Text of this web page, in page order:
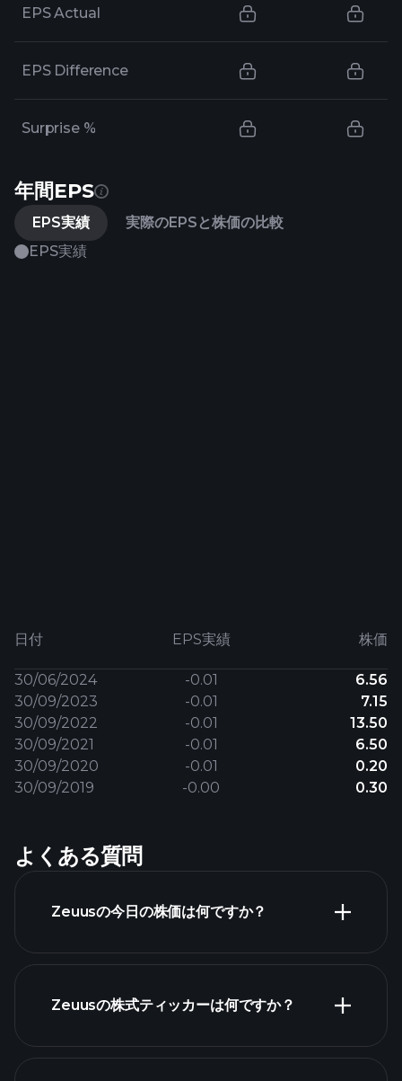
EPS Actual
EPS Difference
Surprise %
年間EPS
EPS実績
実際のEPSと株価の比較
EPS実績
日付 EPS実績 株価
30/06/2024 -0.01
6.56
30/09/2023
-0.01
7.15
30/09/2022
-0.01
13.50
30/09/2021
-0.01
6.50
30/09/2020
-0.01
0.20
30/09/2019
-0.00 0.30
よくある質問
Zeuusの今日の株価は何ですか？
Zeuusの株式ティッカーは何ですか？